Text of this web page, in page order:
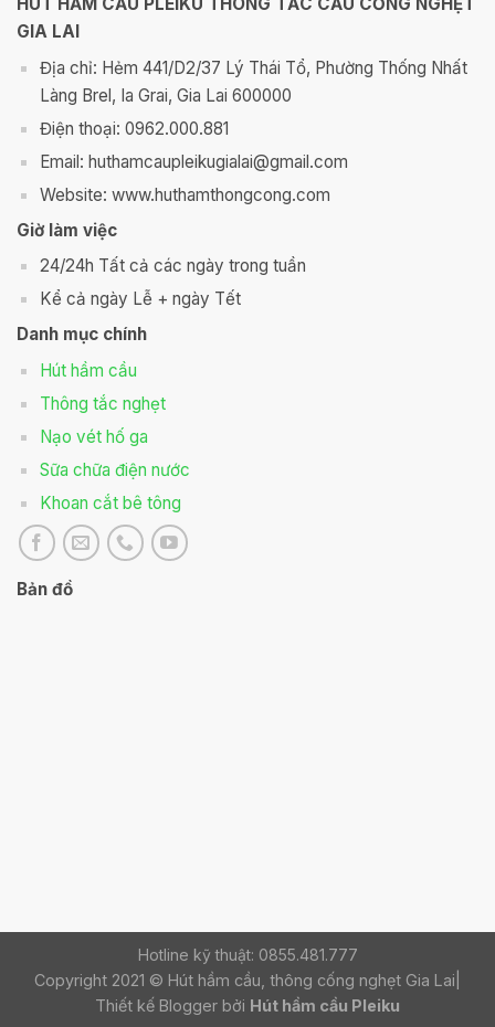
GIA LAI
Địa chỉ: Hẻm 441/D2/37 Lý Thái Tổ, Phường Thống Nhất
Làng Brel, Ia Grai, Gia Lai 600000
Điện thoại: 0962.000.881
Email: huthamcaupleikugialai@gmail.com
Website: www.huthamthongcong.com
Giờ làm việc
24/24h Tất cả các ngày trong tuần
Kể cả ngày Lễ + ngày Tết
Danh mục chính
Hút hầm cầu
Thông tắc nghẹt
Nạo vét hố ga
Sữa chữa điện nước
Khoan cắt bê tông
Bản đồ
Hotline kỹ thuật: 0855.481.777
Copyright 2021 © Hút hầm cầu, thông cống nghẹt Gia Lai|
Thiết kế Blogger bởi Hút hầm cầu Pleiku